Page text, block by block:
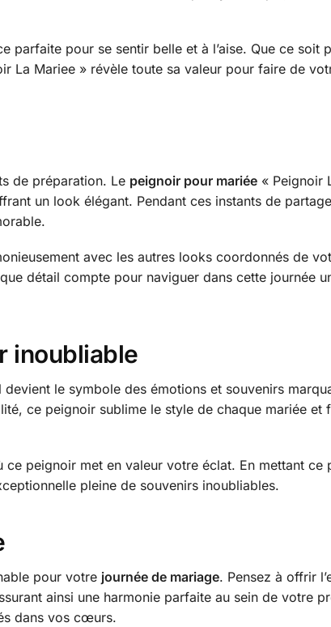
pour se sentir belle et à l’aise. Que ce soit
La Mariee » révèle toute sa valeur pour faire de
de préparation. Le peignoir pour mariée« Peignoir
un look élégant. Pendant ces instants de
avec les autres looks coordonnés de
détail compte pour naviguer dans cette journée
inoubliable
le symbole des émotions et souvenirs
ce peignoir sublime le style de chaque mariée et
peignoir met en valeur votre éclat. En mettant ce
pleine de souvenirs inoubliables.
pour votre journée de mariage. Pensez à offrir
ainsi une harmonie parfaite au sein de votre
dans vos cœurs.